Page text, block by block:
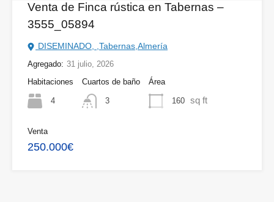
Venta de Finca rústica en Tabernas –
3555_05894
DISEMINADO, ,Tabernas,Almería
Agregado: 31 julio, 2026
Habitaciones
4
Cuartos de baño
3
Área
160 sq ft
Venta
250.000€